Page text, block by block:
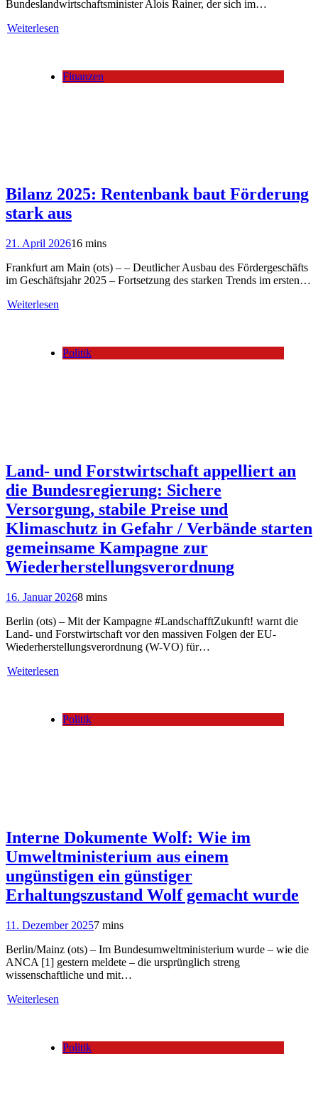
Bundeslandwirtschaftsminister Alois Rainer, der sich im…
Weiterlesen
Finanzen
Bilanz 2025: Rentenbank baut Förderung
stark aus
21. April 202616 mins
Frankfurt am Main (ots) – – Deutlicher Ausbau des Fördergeschäfts
im Geschäftsjahr 2025 – Fortsetzung des starken Trends im ersten…
Weiterlesen
Politik
Land- und Forstwirtschaft appelliert an
die Bundesregierung: Sichere
Versorgung, stabile Preise und
Klimaschutz in Gefahr / Verbände starten
gemeinsame Kampagne zur
Wiederherstellungsverordnung
16. Januar 20268 mins
Berlin (ots) – Mit der Kampagne #LandschafftZukunft! warnt die
Land- und Forstwirtschaft vor den massiven Folgen der EU-
Wiederherstellungsverordnung (W-VO) für…
Weiterlesen
Politik
Interne Dokumente Wolf: Wie im
Umweltministerium aus einem
ungünstigen ein günstiger
Erhaltungszustand Wolf gemacht wurde
11. Dezember 20257 mins
Berlin/Mainz (ots) – Im Bundesumweltministerium wurde – wie die
ANCA [1] gestern meldete – die ursprünglich streng
wissenschaftliche und mit…
Weiterlesen
Politik